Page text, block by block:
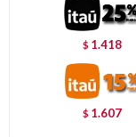
$ 1.418
$ 1.607